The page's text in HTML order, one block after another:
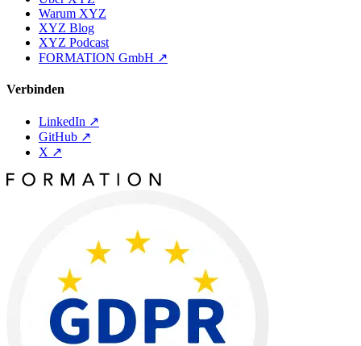
Warum XYZ
XYZ Blog
XYZ Podcast
FORMATION GmbH ↗
Verbinden
LinkedIn ↗
GitHub ↗
X ↗